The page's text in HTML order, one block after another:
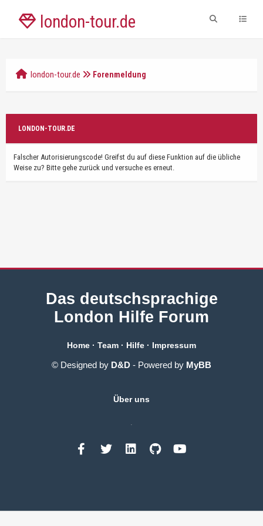
london-tour.de
london-tour.de Forenmeldung
LONDON-TOUR.DE
Falscher Autorisierungscode! Greifst du auf diese Funktion auf die übliche
Weise zu? Bitte gehe zurück und versuche es erneut.
Das deutschsprachige
London Hilfe Forum
Home · Team · Hilfe · Impressum
© Designed by D&D - Powered by MyBB
Über uns
.